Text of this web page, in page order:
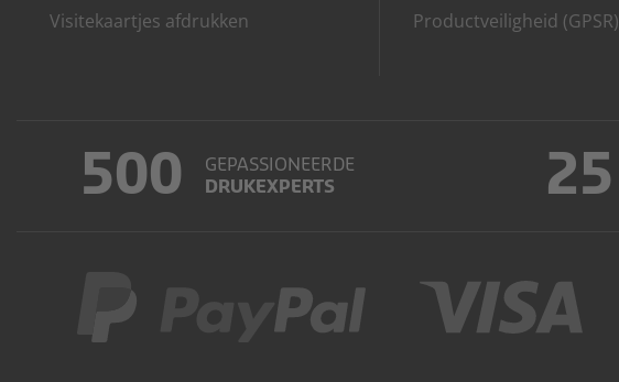
Visitekaartjes afdrukken
Productveiligheid (GPSR)
500
GEPASSIONEERDE
DRUKEXPERTS
25